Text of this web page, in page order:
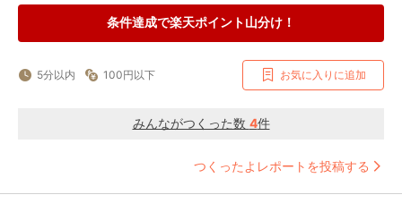
条件達成で楽天ポイント山分け！
5分以内 100円以下 お気に入りに追加
みんながつくった数 4件
つくったよレポートを投稿する